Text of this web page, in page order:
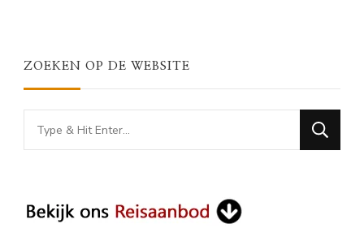
ZOEKEN OP DE WEBSITE
Looking
for